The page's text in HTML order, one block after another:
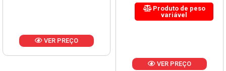
VER PREÇO
Produto de peso
variável
VER PREÇO